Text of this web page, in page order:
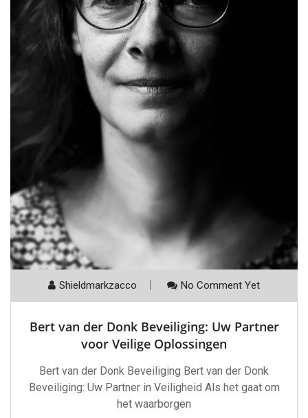
Shieldmarkzacco No Comment Yet
Bert van der Donk Beveiliging: Uw Partner
voor Veilige Oplossingen
Bert van der Donk Beveiliging Bert van der Donk
Beveiliging: Uw Partner in Veiligheid Als het gaat om
het waarborgen